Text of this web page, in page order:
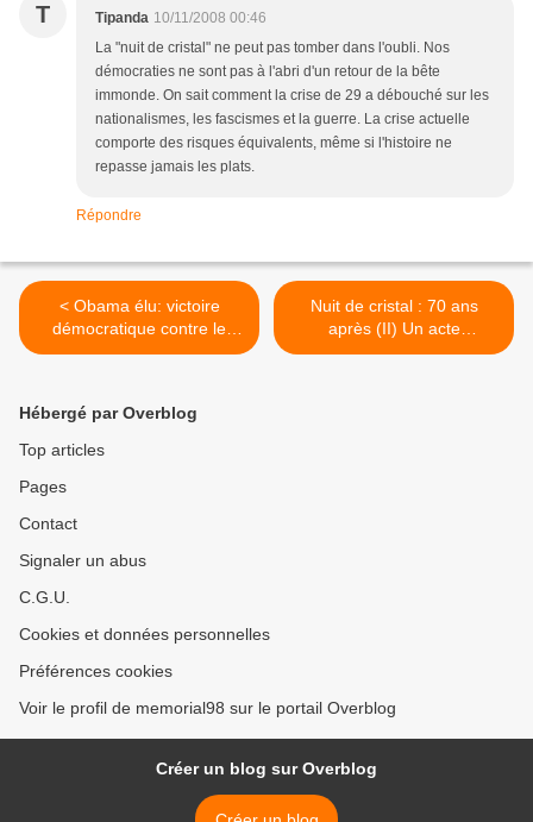
T Tipanda 10/11/2008 00:46
La "nuit de cristal" ne peut pas tomber dans l'oubli. Nos
démocraties ne sont pas à l'abri d'un retour de la bête
immonde. On sait comment la crise de 29 a débouché sur les
nationalismes, les fascismes et la guerre. La crise actuelle
comporte des risques équivalents, même si l'histoire ne
repasse jamais les plats.
Répondre
< Obama élu: victoire
démocratique contre le
racisme
Nuit de cristal : 70 ans
après (II) Un acte
prémédité. >
Hébergé par Overblog
Top articles
Pages
Contact
Signaler un abus
C.G.U.
Cookies et données personnelles
Préférences cookies
Voir le profil de memorial98 sur le portail Overblog
Créer un blog sur Overblog